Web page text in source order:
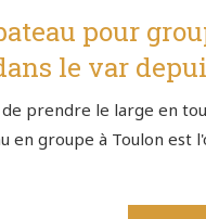
pour
le var
de prendre le large en
en groupe à Toulon est